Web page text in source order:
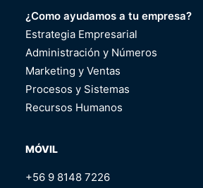
¿Como ayudamos a tu empresa?
Estrategia Empresarial
Administración y Números
Marketing y Ventas
Procesos y Sistemas
Recursos Humanos
MÓVIL
+56 9 8148 7226